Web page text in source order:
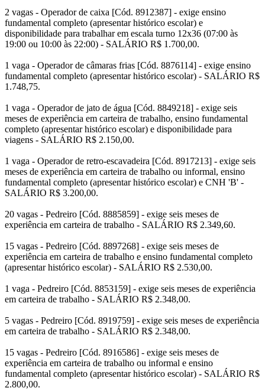
2 vagas - Operador de caixa [Cód. 8912387] - exige ensino
fundamental completo (apresentar histórico escolar) e
disponibilidade para trabalhar em escala turno 12x36 (07:00 às
19:00 ou 10:00 às 22:00) - SALÁRIO R$ 1.700,00.
1 vaga - Operador de câmaras frias [Cód. 8876114] - exige ensino
fundamental completo (apresentar histórico escolar) - SALÁRIO R$
1.748,75.
1 vaga - Operador de jato de água [Cód. 8849218] - exige seis
meses de experiência em carteira de trabalho, ensino fundamental
completo (apresentar histórico escolar) e disponibilidade para
viagens - SALÁRIO R$ 2.150,00.
1 vaga - Operador de retro-escavadeira [Cód. 8917213] - exige seis
meses de experiência em carteira de trabalho ou informal, ensino
fundamental completo (apresentar histórico escolar) e CNH 'B' -
SALÁRIO R$ 3.200,00.
20 vagas - Pedreiro [Cód. 8885859] - exige seis meses de
experiência em carteira de trabalho - SALÁRIO R$ 2.349,60.
15 vagas - Pedreiro [Cód. 8897268] - exige seis meses de
experiência em carteira de trabalho e ensino fundamental completo
(apresentar histórico escolar) - SALÁRIO R$ 2.530,00.
1 vaga - Pedreiro [Cód. 8853159] - exige seis meses de experiência
em carteira de trabalho - SALÁRIO R$ 2.348,00.
5 vagas - Pedreiro [Cód. 8919759] - exige seis meses de experiência
em carteira de trabalho - SALÁRIO R$ 2.348,00.
15 vagas - Pedreiro [Cód. 8916586] - exige seis meses de
experiência em carteira de trabalho ou informal e ensino
fundamental completo (apresentar histórico escolar) - SALÁRIO R$
2.800,00.